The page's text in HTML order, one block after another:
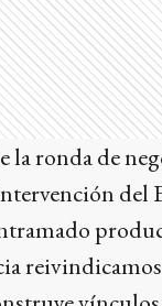
la ronda de
del